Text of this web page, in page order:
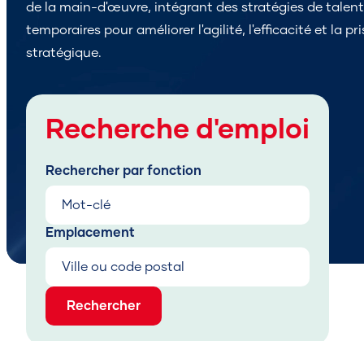
de la main-d'œuvre, intégrant des stratégies de
temporaires pour améliorer l'agilité, l'efficacité et la
stratégique.
Recherche d'emploi
Rechercher par fonction
Emplacement
Rechercher